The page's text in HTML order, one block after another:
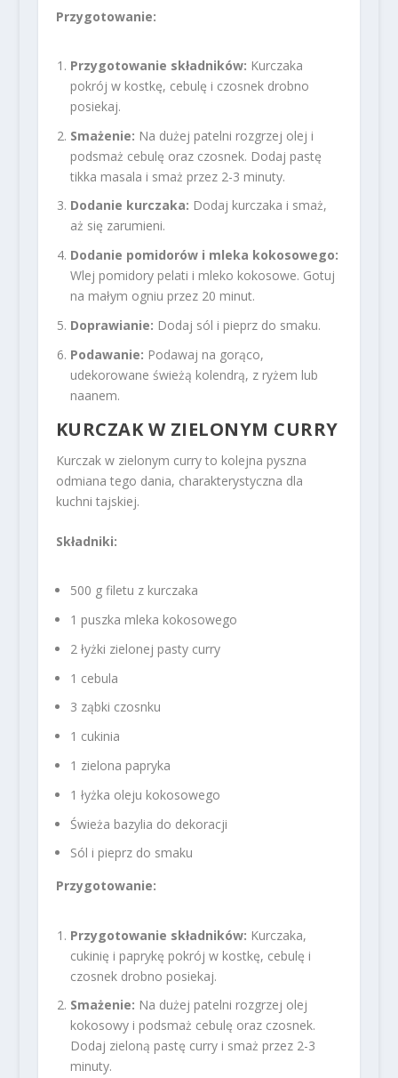
Przygotowanie:
Przygotowanie składników: Kurczaka
pokrój w kostkę, cebulę i czosnek drobno
posiekaj.
Smażenie: Na dużej patelni rozgrzej olej i
podsmaż cebulę oraz czosnek. Dodaj pastę
tikka masala i smaż przez 2-3 minuty.
Dodanie kurczaka: Dodaj kurczaka i smaż,
aż się zarumieni.
Dodanie pomidorów i mleka kokosowego:
Wlej pomidory pelati i mleko kokosowe. Gotuj
na małym ogniu przez 20 minut.
Doprawianie: Dodaj sól i pieprz do smaku.
Podawanie: Podawaj na gorąco,
udekorowane świeżą kolendrą, z ryżem lub
naanem.
KURCZAK W ZIELONYM CURRY
Kurczak w zielonym curry to kolejna pyszna
odmiana tego dania, charakterystyczna dla
kuchni tajskiej.
Składniki:
500 g filetu z kurczaka
1 puszka mleka kokosowego
2 łyżki zielonej pasty curry
1 cebula
3 ząbki czosnku
1 cukinia
1 zielona papryka
1 łyżka oleju kokosowego
Świeża bazylia do dekoracji
Sól i pieprz do smaku
Przygotowanie:
Przygotowanie składników: Kurczaka,
cukinię i paprykę pokrój w kostkę, cebulę i
czosnek drobno posiekaj.
Smażenie: Na dużej patelni rozgrzej olej
kokosowy i podsmaż cebulę oraz czosnek.
Dodaj zieloną pastę curry i smaż przez 2-3
minuty.